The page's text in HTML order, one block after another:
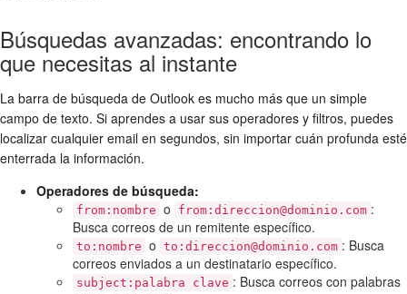
Búsquedas avanzadas: encontrando lo
que necesitas al instante
La barra de búsqueda de Outlook es mucho más que un simple
campo de texto. Si aprendes a usar sus operadores y filtros, puedes
localizar cualquier email en segundos, sin importar cuán profunda esté
enterrada la información.
Operadores de búsqueda:
from:nombre o from:direccion@dominio.com :
Busca correos de un remitente específico.
to:nombre o to:direccion@dominio.com : Busca
correos enviados a un destinatario específico.
subject:palabra clave : Busca correos con palabras